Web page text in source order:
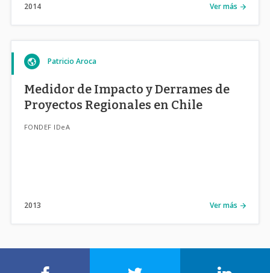
2014 Ver más
Patricio Aroca
Medidor de Impacto y Derrames de
Proyectos Regionales en Chile
FONDEF IDeA
2013 Ver más